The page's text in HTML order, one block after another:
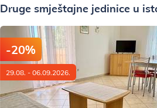
Druge smještajne jedinice u
-20%
29.08. - 06.09.2026.